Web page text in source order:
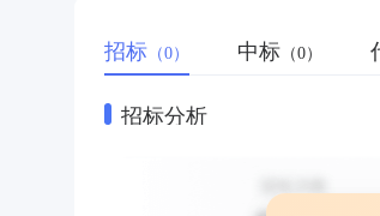
招标 （0） 中标 （0）
招标分析